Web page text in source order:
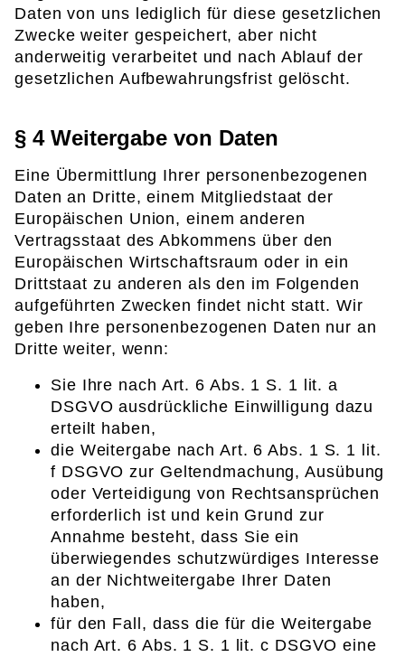
Daten von uns lediglich für diese gesetzlichen
Zwecke weiter gespeichert, aber nicht
anderweitig verarbeitet und nach Ablauf der
gesetzlichen Aufbewahrungsfrist gelöscht.
§ 4 Weitergabe von Daten
Eine Übermittlung Ihrer personenbezogenen
Daten an Dritte, einem Mitgliedstaat der
Europäischen Union, einem anderen
Vertragsstaat des Abkommens über den
Europäischen Wirtschaftsraum oder in ein
Drittstaat zu anderen als den im Folgenden
aufgeführten Zwecken findet nicht statt. Wir
geben Ihre personenbezogenen Daten nur an
Dritte weiter, wenn:
Sie Ihre nach Art. 6 Abs. 1 S. 1 lit. a
DSGVO ausdrückliche Einwilligung dazu
erteilt haben,
die Weitergabe nach Art. 6 Abs. 1 S. 1 lit.
f DSGVO zur Geltendmachung, Ausübung
oder Verteidigung von Rechtsansprüchen
erforderlich ist und kein Grund zur
Annahme besteht, dass Sie ein
überwiegendes schutzwürdiges Interesse
an der Nichtweitergabe Ihrer Daten
haben,
für den Fall, dass die für die Weitergabe
nach Art. 6 Abs. 1 S. 1 lit. c DSGVO eine